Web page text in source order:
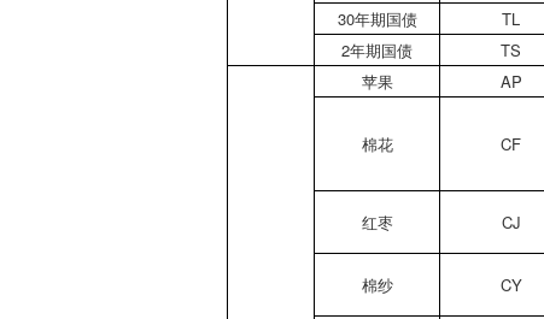
30年期国债
TL
2年期国债
TS
苹果 AP
棉花 CF
红枣 CJ
棉纱 CY